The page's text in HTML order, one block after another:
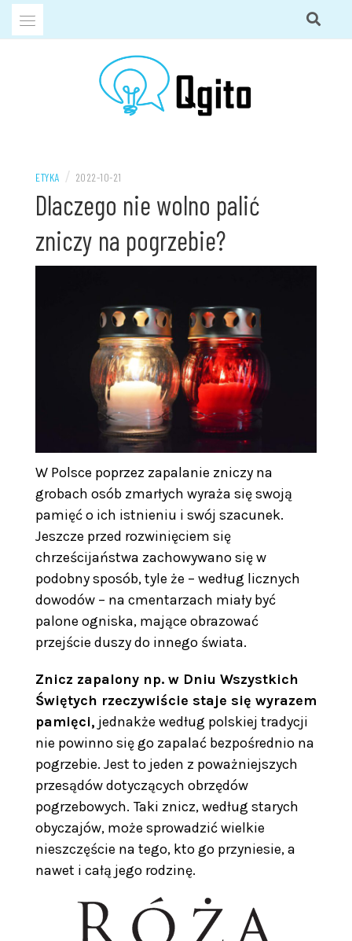
Przejdź
ETYKA / 2022-10-21
Dlaczego nie wolno palić
zniczy na pogrzebie?
W Polsce poprzez zapalanie zniczy na
grobach osób zmarłych wyraża się swoją
pamięć o ich istnieniu i swój szacunek.
Jeszcze przed rozwinięciem się
chrześcijaństwa zachowywano się w
podobny sposób, tyle że – według licznych
dowodów – na cmentarzach miały być
palone ogniska, mające obrazować
przejście duszy do innego świata.
Znicz zapalony np. w Dniu Wszystkich
Świętych rzeczywiście staje się wyrazem
pamięci, jednakże według polskiej tradycji
nie powinno się go zapalać bezpośrednio na
pogrzebie. Jest to jeden z poważniejszych
przesądów dotyczących obrzędów
pogrzebowych. Taki znicz, według starych
obyczajów, może sprowadzić wielkie
nieszczęście na tego, kto go przyniesie, a
nawet i całą jego rodzinę.